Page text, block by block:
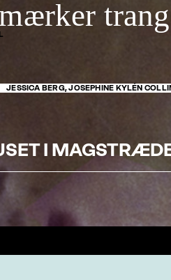
JESSICA BERG, JOSEPHINE KYLÉN
I